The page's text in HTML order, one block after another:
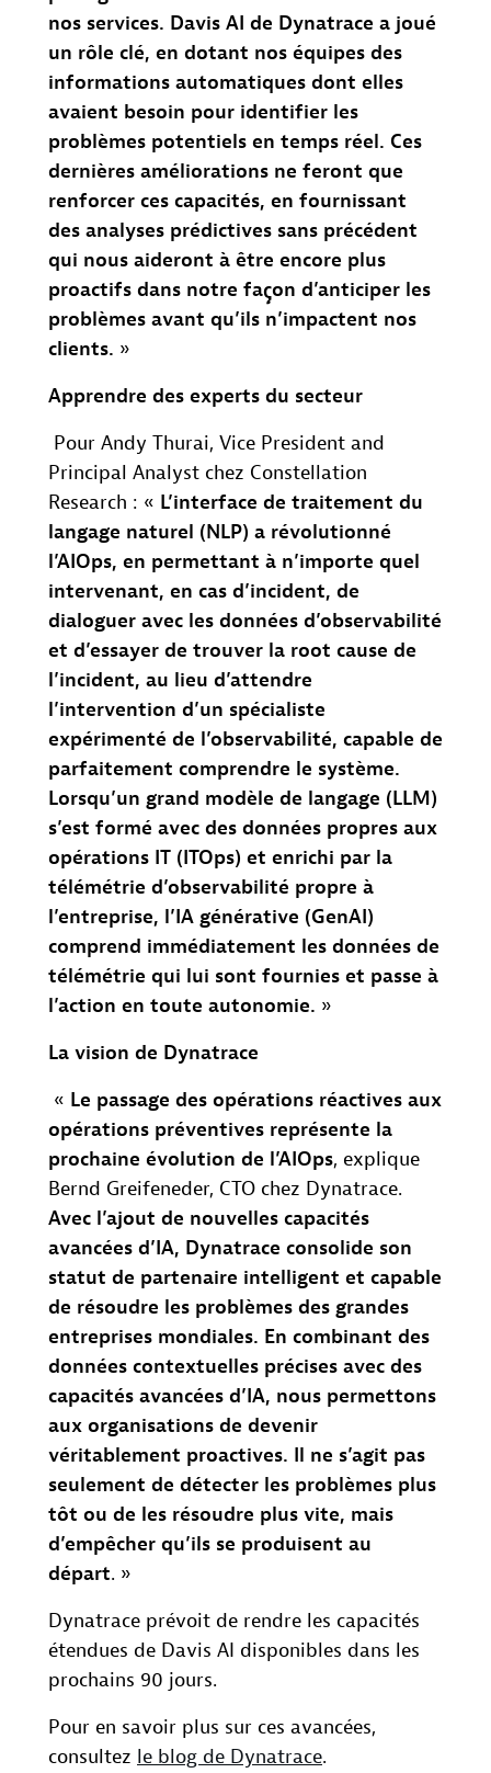
nos services. Davis AI de Dynatrace a joué
un rôle clé, en dotant nos équipes des
informations automatiques dont elles
avaient besoin pour identifier les
problèmes potentiels en temps réel. Ces
dernières améliorations ne feront que
renforcer ces capacités, en fournissant
des analyses prédictives sans précédent
qui nous aideront à être encore plus
proactifs dans notre façon d’anticiper les
problèmes avant qu’ils n’impactent nos
clients. »
Apprendre des experts du secteur
Pour Andy Thurai, Vice President and
Principal Analyst chez Constellation
Research : « L’interface de traitement du
langage naturel (NLP) a révolutionné
l’AIOps, en permettant à n’importe quel
intervenant, en cas d’incident, de
dialoguer avec les données d’observabilité
et d’essayer de trouver la root cause de
l’incident, au lieu d’attendre
l’intervention d’un spécialiste
expérimenté de l’observabilité, capable de
parfaitement comprendre le système.
Lorsqu’un grand modèle de langage (LLM)
s’est formé avec des données propres aux
opérations IT (ITOps) et enrichi par la
télémétrie d’observabilité propre à
l’entreprise, l’IA générative (GenAI)
comprend immédiatement les données de
télémétrie qui lui sont fournies et passe à
l’action en toute autonomie. »
La vision de Dynatrace
« Le passage des opérations réactives aux
opérations préventives représente la
prochaine évolution de l’AIOps, explique
Bernd Greifeneder, CTO chez Dynatrace.
Avec l’ajout de nouvelles capacités
avancées d’IA, Dynatrace consolide son
statut de partenaire intelligent et capable
de résoudre les problèmes des grandes
entreprises mondiales. En combinant des
données contextuelles précises avec des
capacités avancées d’IA, nous permettons
aux organisations de devenir
véritablement proactives. Il ne s’agit pas
seulement de détecter les problèmes plus
tôt ou de les résoudre plus vite, mais
d’empêcher qu’ils se produisent au
départ. »
Dynatrace prévoit de rendre les capacités
étendues de Davis AI disponibles dans les
prochains 90 jours.
Pour en savoir plus sur ces avancées,
consultez le blog de Dynatrace.